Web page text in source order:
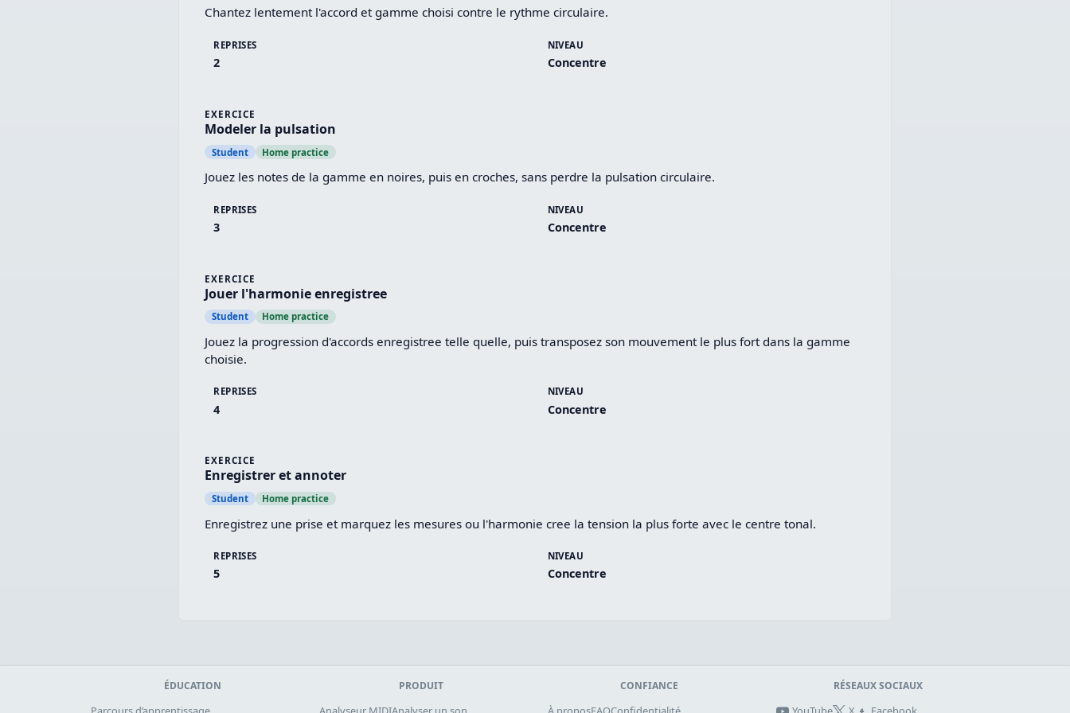
Chantez lentement l'accord et gamme choisi contre le rythme circulaire.
REPRISES
2
NIVEAU
Concentre
EXERCICE
Modeler la pulsation
Student Home practice
Jouez les notes de la gamme en noires, puis en croches, sans perdre la pulsation circulaire.
REPRISES
3
NIVEAU
Concentre
EXERCICE
Jouer l'harmonie enregistree
Student Home practice
Jouez la progression d'accords enregistree telle quelle, puis transposez son mouvement le plus fort dans la gamme
choisie.
REPRISES
4
NIVEAU
Concentre
EXERCICE
Enregistrer et annoter
Student Home practice
Enregistrez une prise et marquez les mesures ou l'harmonie cree la tension la plus forte avec le centre tonal.
REPRISES
5
NIVEAU
Concentre
ÉDUCATION PRODUIT CONFIANCE RÉSEAUX SOCIAUX